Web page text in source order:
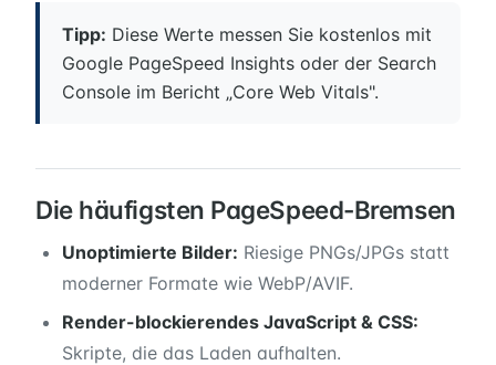
Tipp: Diese Werte messen Sie kostenlos mit
Google PageSpeed Insights oder der Search
Console im Bericht „Core Web Vitals".
Die häufigsten PageSpeed-Bremsen
Unoptimierte Bilder: Riesige PNGs/JPGs statt
moderner Formate wie WebP/AVIF.
Render-blockierendes JavaScript & CSS:
Skripte, die das Laden aufhalten.